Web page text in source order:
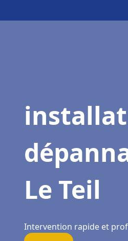
Le Teil
Intervention rapide et